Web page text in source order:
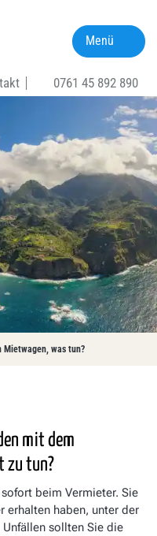
0761 45 892 890
Menü
Mietwagen, was tun?
mit dem
zu tun?
beim Vermieter. Sie
erhalten haben, unter der
sollten Sie die